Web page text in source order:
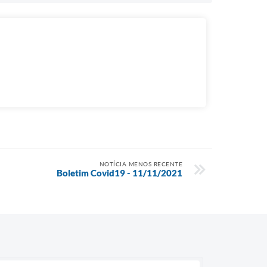
NOTÍCIA MENOS RECENTE
Boletim Covid19 - 11/11/2021